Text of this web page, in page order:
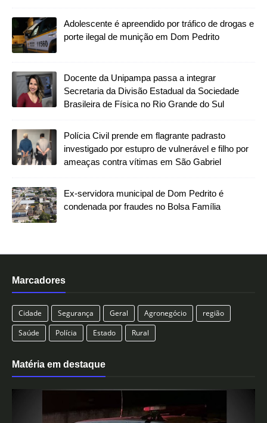
Adolescente é apreendido por tráfico de drogas e
porte ilegal de munição em Dom Pedrito
Docente da Unipampa passa a integrar
Secretaria da Divisão Estadual da Sociedade
Brasileira de Física no Rio Grande do Sul
Polícia Civil prende em flagrante padrasto
investigado por estupro de vulnerável e filho por
ameaças contra vítimas em São Gabriel
Ex-servidora municipal de Dom Pedrito é
condenada por fraudes no Bolsa Família
Marcadores
Cidade Segurança Geral Agronegócio
região
Saúde
Polícia Estado Rural
Matéria em destaque